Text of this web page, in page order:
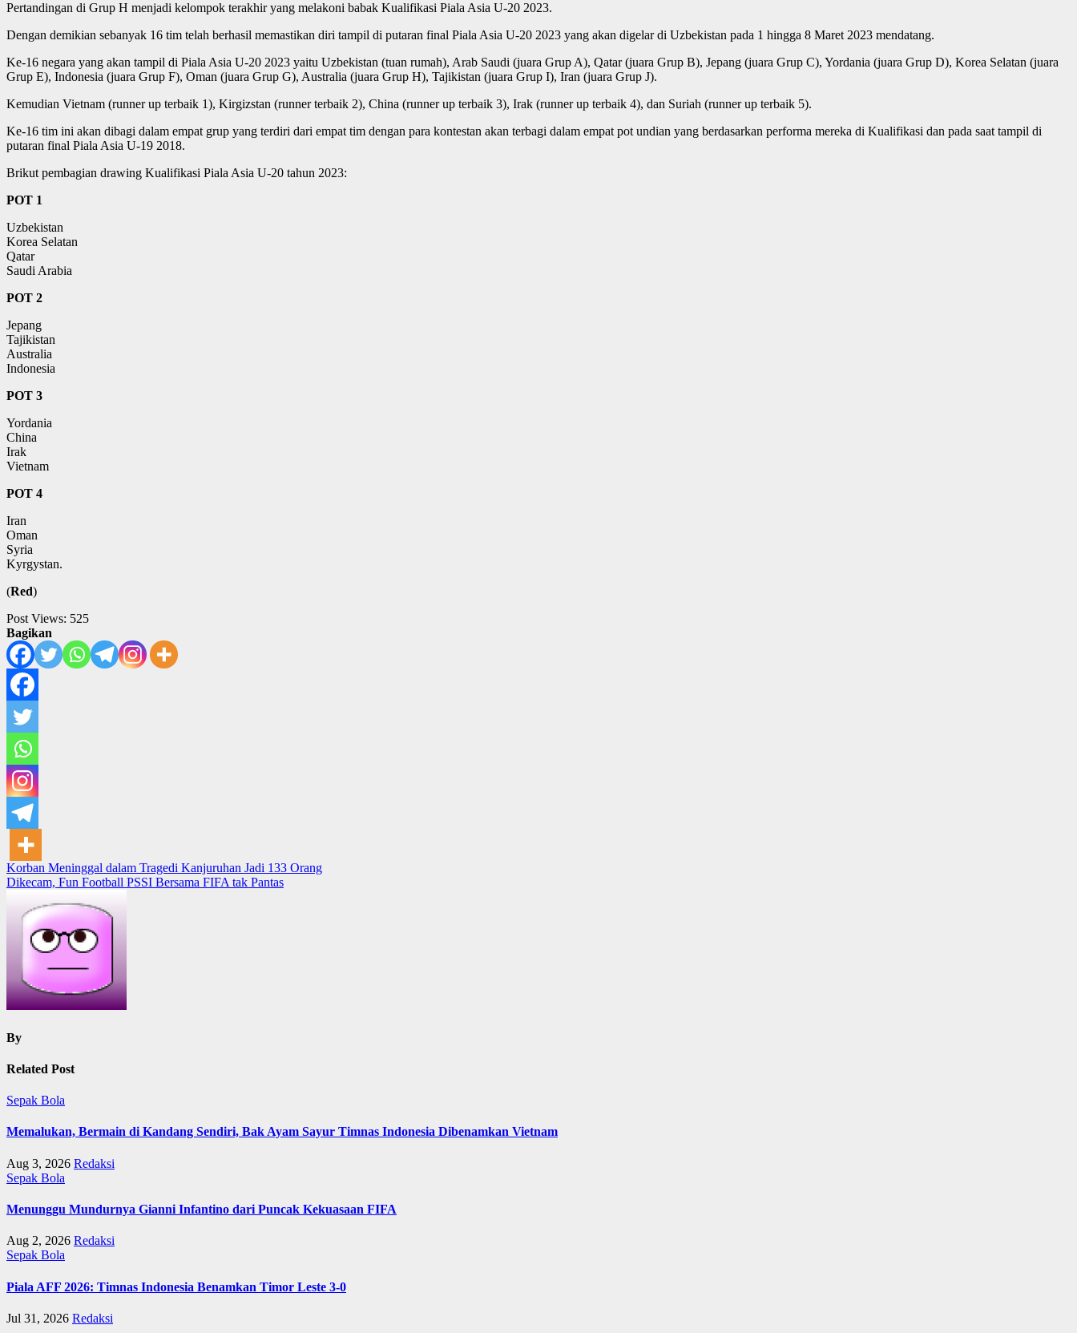
Pertandingan di Grup H menjadi kelompok terakhir yang melakoni babak Kualifikasi Piala Asia U-20 2023.
Dengan demikian sebanyak 16 tim telah berhasil memastikan diri tampil di putaran final Piala Asia U-20 2023 yang akan digelar di Uzbekistan pada 1 hingga 8 Maret 2023 mendatang.
Ke-16 negara yang akan tampil di Piala Asia U-20 2023 yaitu Uzbekistan (tuan rumah), Arab Saudi (juara Grup A), Qatar (juara Grup B), Jepang (juara Grup C), Yordania (juara Grup D), Korea Selatan (juara
Grup E), Indonesia (juara Grup F), Oman (juara Grup G), Australia (juara Grup H), Tajikistan (juara Grup I), Iran (juara Grup J).
Kemudian Vietnam (runner up terbaik 1), Kirgizstan (runner terbaik 2), China (runner up terbaik 3), Irak (runner up terbaik 4), dan Suriah (runner up terbaik 5).
Ke-16 tim ini akan dibagi dalam empat grup yang terdiri dari empat tim dengan para kontestan akan terbagi dalam empat pot undian yang berdasarkan performa mereka di Kualifikasi dan pada saat tampil di
putaran final Piala Asia U-19 2018.
Brikut pembagian drawing Kualifikasi Piala Asia U-20 tahun 2023:
POT 1
Uzbekistan
Korea Selatan
Qatar
Saudi Arabia
POT 2
Jepang
Tajikistan
Australia
Indonesia
POT 3
Yordania
China
Irak
Vietnam
POT 4
Iran
Oman
Syria
Kyrgystan.
(Red)
Post Views: 525
Bagikan
Post
navigation
Korban Meninggal dalam Tragedi Kanjuruhan Jadi 133 Orang
Dikecam, Fun Football PSSI Bersama FIFA tak Pantas
By
Related Post
Sepak Bola
Memalukan, Bermain di Kandang Sendiri, Bak Ayam Sayur Timnas Indonesia Dibenamkan Vietnam
Aug 3, 2026 Redaksi
Sepak Bola
Menunggu Mundurnya Gianni Infantino dari Puncak Kekuasaan FIFA
Aug 2, 2026 Redaksi
Sepak Bola
Piala AFF 2026: Timnas Indonesia Benamkan Timor Leste 3-0
Jul 31, 2026 Redaksi